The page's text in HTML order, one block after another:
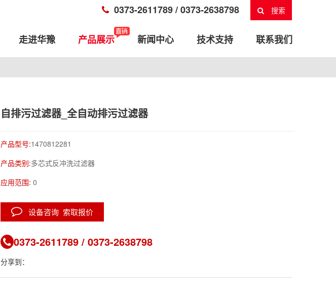
0373-2611789 / 0373-2638798 搜索
走进华豫 产品展示 新闻中心 技术支持 联系我们
自排污过滤器_全自动排污过滤器
产品型号:1470812281
产品类别:多芯式反冲洗过滤器
应用范围: 0
设备咨询 索取报价
0373-2611789 / 0373-2638798
分享到：